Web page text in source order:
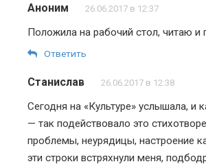
Аноним 26.06.2017 в 12:37
Положила на рабочий стол, читаю и
Ответить
Станислав 26.06.2017 в 12:38
Сегодня на «Культуре» услышала, и
— так подействовало это
проблемы, неурядицы, настроение
эти строки встряхнули меня,